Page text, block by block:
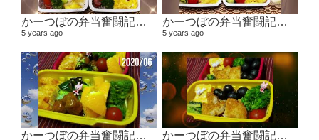
かーつぼの弁当奮闘記その４ 【２０２０年１１月～２０２１年１月】
5 years ago
かーつぼの弁当奮闘記その３ 【２０２０年８・９月～１０月】
5 years ago